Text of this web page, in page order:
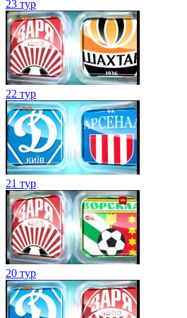
23 тур
22 тур
21 тур
20 тур